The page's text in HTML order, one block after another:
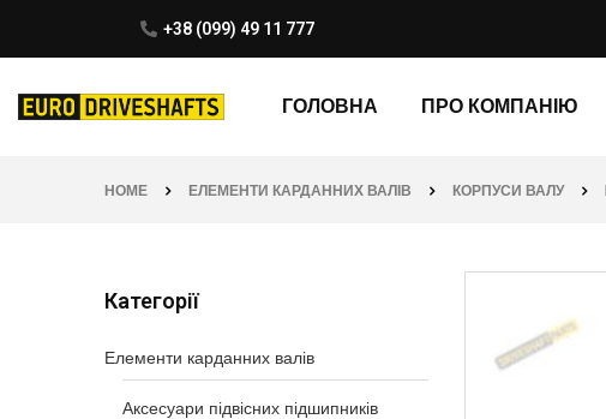
+38 (099) 49 11 777
ГОЛОВНА ПРО КОМПАНІЮ
HOME ЕЛЕМЕНТИ КАРДАННИХ ВАЛІВ КОРПУСИ ВАЛУ
Категорії
Елементи карданних валів
Аксесуари підвісних підшипників